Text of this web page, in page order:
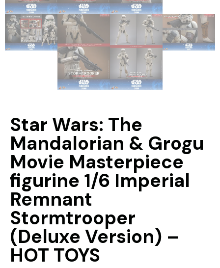
Star Wars: The
Mandalorian & Grogu
Movie Masterpiece
figurine 1/6 Imperial
Remnant
Stormtrooper
(Deluxe Version) –
HOT TOYS